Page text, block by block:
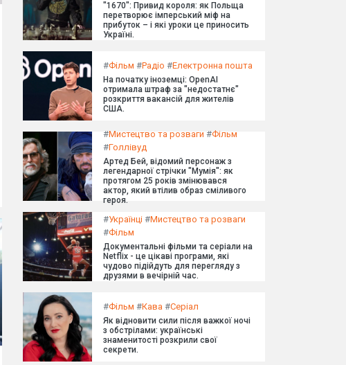
"1670": Привид короля: як Польща
перетворює імперський міф на
прибуток – і які уроки це приносить
Україні.
#Фільм #Радіо #Електронна пошта
На початку іноземці: OpenAI
отримала штраф за "недостатнє"
розкриття вакансій для жителів
США.
#Мистецтво та розваги #Фільм
#Голлівуд
Артед Бей, відомий персонаж з
легендарної стрічки "Мумія": як
протягом 25 років змінювався
актор, який втілив образ сміливого
героя.
#Українці #Мистецтво та розваги
#Фільм
Документальні фільми та серіали на
Netflix - це цікаві програми, які
чудово підійдуть для перегляду з
друзями в вечірній час.
#Фільм #Кава #Серіал
Як відновити сили після важкої ночі
з обстрілами: українські
знаменитості розкрили свої
секрети.